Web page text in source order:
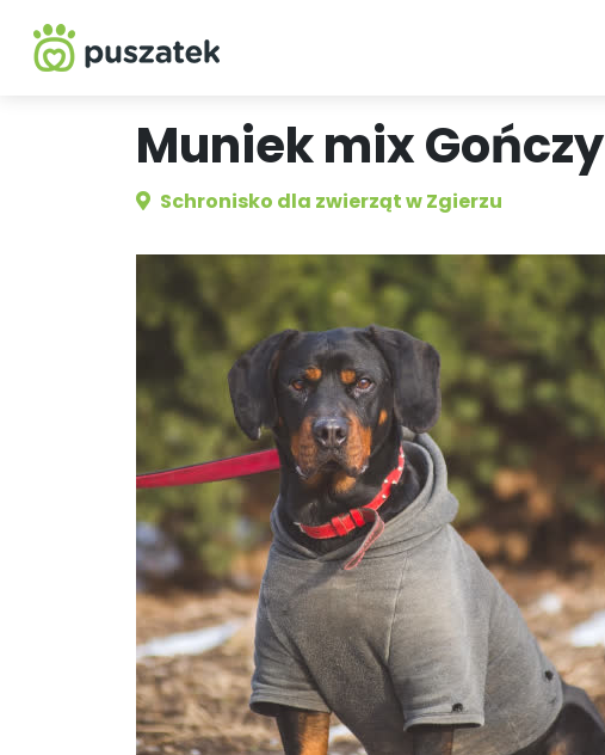
Muniek mix Gończy
Schronisko dla zwierząt w Zgierzu